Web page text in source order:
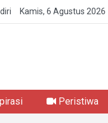
Kamis, 6 Agustus 2026
Peristiwa